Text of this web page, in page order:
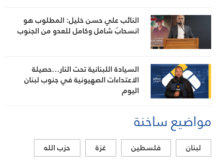
النائب علي حسن خليل: المطلوب هو
انسحابٌ شامل وكامل للعدو من الجنوب
السيادة اللبنانية تحت النار…حصيلة
الاعتداءات الصهيونية في جنوب لبنان
اليوم
مواضيع ساخنة
لبنان فلسطين غزة
حزب الله